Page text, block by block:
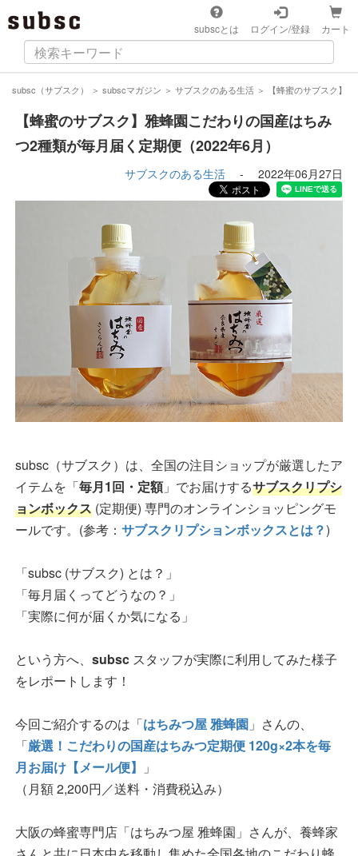
subscとは ログイン/登録 カート
subsc（サブスク） ＞ subscマガジン ＞ サブスクのある生活 ＞ 【蜂蜜のサブスク】
【蜂蜜のサブスク】雅蜂園こだわりの国産はちみ
つ2種類が毎月届く定期便（2022年6月）
サブスクのある生活 - 2022年06月27日
subsc（サブスク）は、全国の注目ショップが厳選したア
イテムを「毎月1回・定額」でお届けするサブスクリプシ
ョンボックス (定期便) 専門のオンラインショッピングモ
ールです。(参考： サブスクリプションボックスとは？)
「subsc (サブスク) とは？」
「毎月届くってどうなの？」
「実際に何が届くか気になる」
という方へ、 subsc スタッフが実際に利用してみた様子
をレポートします！
今回ご紹介するのは「はちみつ屋 雅蜂園 」さんの、
「厳選！こだわりの国産はちみつ定期便 120g×2本を毎
月お届け【メール便】
」
（月額 2,200円／送料・消費税込み）
大阪の蜂蜜専門店「はちみつ屋 雅蜂園」さんが、養蜂家